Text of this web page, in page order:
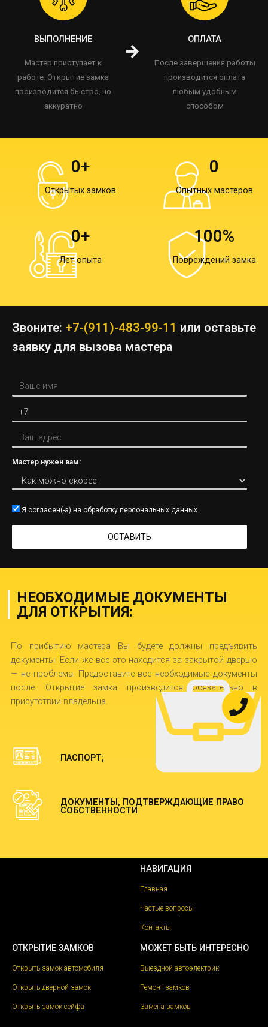
ВЫПОЛНЕНИЕ
Мастер приступает к
работе. Открытие замка
производится быстро, но
аккуратно
ОПЛАТА
После завершения работы
производится оплата
любым удобным
способом
0+
Открытых замков
0
Опытных мастеров
0+
Лет опыта
100%
Повреждений замка
Звоните: +7-(911)-483-99-11 или оставьте
заявку для вызова мастера
Мастер нужен вам:
Я согласен(-а) на обработку персональных данных
НЕОБХОДИМЫЕ ДОКУМЕНТЫ
ДЛЯ ОТКРЫТИЯ:
По прибытию мастера Вы будете должны предъявить
документы. Если же все это находится за закрытой дверью
— не проблема. Предоставите все необходимые документы
после. Открытие замка производится обязательно в
присутствии владельца.
ПАСПОРТ;
ДОКУМЕНТЫ, ПОДТВЕРЖДАЮЩИЕ ПРАВО
СОБСТВЕННОСТИ
НАВИГАЦИЯ
Главная
Частые вопросы
Контакты
ОТКРЫТИЕ ЗАМКОВ
Открыть замок автомобиля
Открыть дверной замок
Открыть замок сейфа
МОЖЕТ БЫТЬ ИНТЕРЕСНО
Выездной автоэлектрик
Ремонт замков
Замена замков